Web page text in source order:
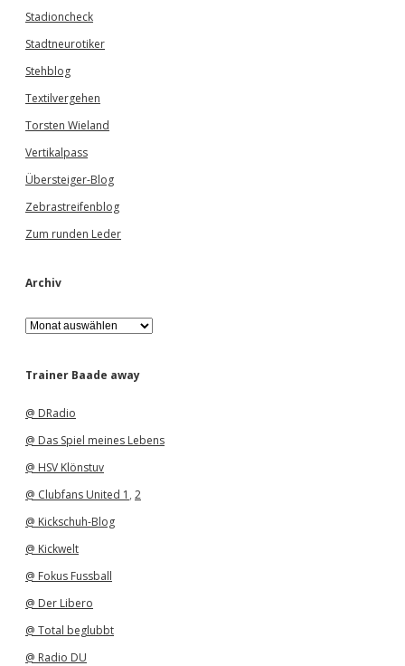
Stadioncheck
Stadtneurotiker
Stehblog
Textilvergehen
Torsten Wieland
Vertikalpass
Übersteiger-Blog
Zebrastreifenblog
Zum runden Leder
Archiv
A
r
h
Trainer Baade away
@ DRadio
@ Das Spiel meines Lebens
@ HSV Klönstuv
@ Clubfans United 1 , 2
@ Kickschuh-Blog
@ Kickwelt
@ Fokus Fussball
@ Der Libero
@ Total beglubbt
@ Radio DU